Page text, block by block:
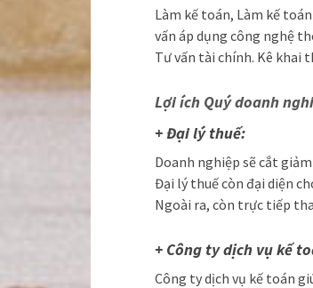
Làm kế toán, Làm kế
vấn áp dụng công nghệ
Tư vấn tài chính. Kê khai
Lợi ích Quý doanh
+ Đại lý thuế:
Doanh nghiệp sẽ cắt
Đại lý thuế còn đại diện
Ngoài ra, còn trực tiếp
+ Công ty dịch vụ kế
Công ty dịch vụ kế toán